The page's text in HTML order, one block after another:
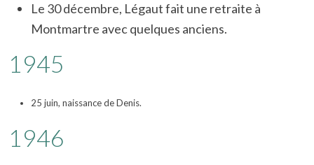
Le 30 décembre, Légaut fait une retraite à
Montmartre avec quelques anciens.
1945
25 juin, naissance de Denis.
1946